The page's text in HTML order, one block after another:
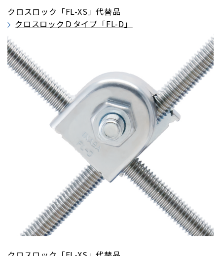
クロスロック「FL-XS」代替品
クロスロックＤタイプ「FL-D」